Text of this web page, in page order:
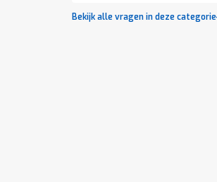
Bekijk alle vragen in deze categorie